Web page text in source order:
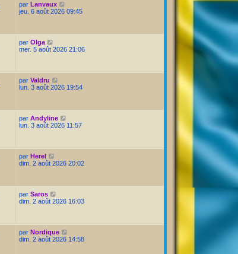
par Lanvaux
jeu. 6 août 2026 09:45
par Olga
mer. 5 août 2026 21:06
par Valdru
lun. 3 août 2026 19:54
par Andyline
lun. 3 août 2026 11:57
par Herel
dim. 2 août 2026 20:02
par Saros
dim. 2 août 2026 16:03
par Nordique
dim. 2 août 2026 14:58